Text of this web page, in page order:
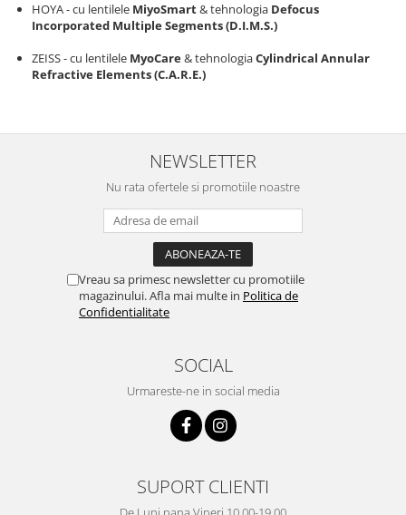
TOUS
Vogue
Zeiss
HOYA - cu lentilele MiyoSmart& tehnologia Defocus
Incorporated Multiple Segments (D.I.M.S.)
ZEISS - cu lentilele MyoCare& tehnologiaCylindrical Annular
Refractive Elements (C.A.R.E.)
NEWSLETTER
Nu rata ofertele si promotiile noastre
Vreau sa primesc newsletter cu promotiile
magazinului. Afla mai multe in Politica de
Confidentialitate
SOCIAL
Urmareste-ne in social media
SUPORT CLIENTI